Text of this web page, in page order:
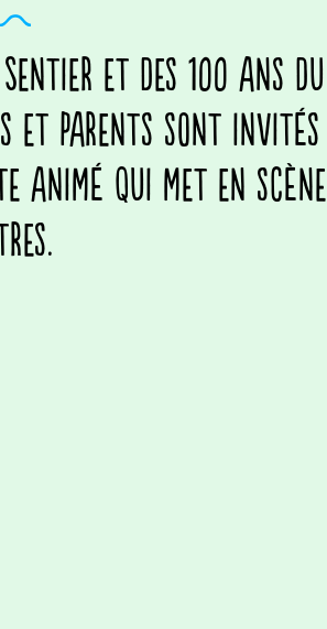
et des 100 ans du
et parents sont invités
animé qui met en scène